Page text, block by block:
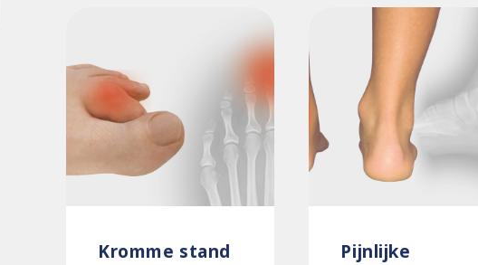
Kromme stand
Pijnlijke